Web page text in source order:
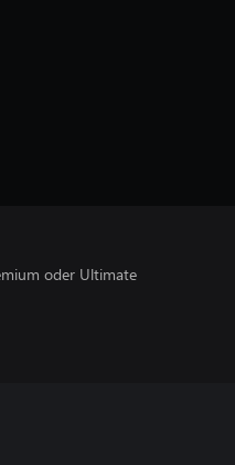
oder Ultimate